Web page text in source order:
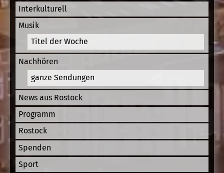
Interkulturell
Musik
Titel der Woche
Nachhören
ganze Sendungen
News aus Rostock
Programm
Rostock
Spenden
Sport